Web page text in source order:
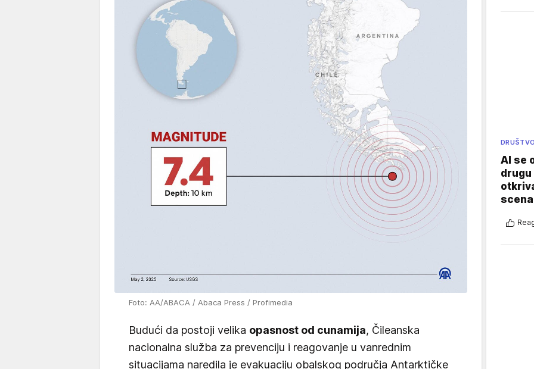
Foto: AA/ABACA / Abaca Press / Profimedia
Budući da postoji velika opasnost od cunamija, Čileanska
nacionalna služba za prevenciju i reagovanje u vanrednim
situacijama naredila je evakuaciju obalskog područja Antarktičke
DRUŠTVO
AI se